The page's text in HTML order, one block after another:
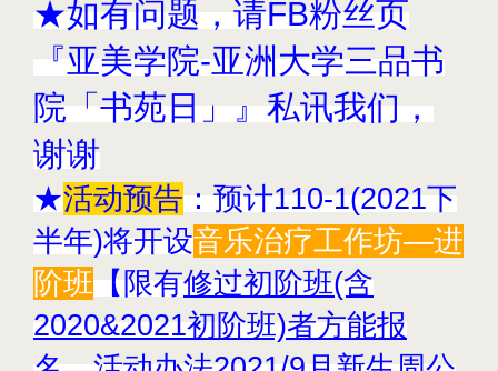
★如有问题，请FB粉丝页
『亚美学院-亚洲大学三品书
院「书苑日」』私讯我们，
谢谢
★活动预告 ：预计110-1(2021下
半年)将开设音乐治疗工作坊—进
阶班 【 限有修过初阶班(含
2020&2021初阶班)者方能报